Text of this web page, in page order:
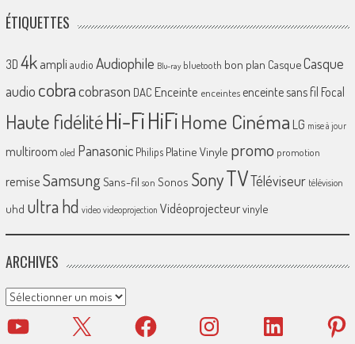
ÉTIQUETTES
3D 4k ampliaudio Audiophile Blu-ray bluetooth bon plan CasqueCasque
audio cobracobrason DAC Enceinte enceintes enceinte sans fil Focal
Haute fidélitéHi-FiHiFiHome Cinéma LG mise à jour
multiroom oled Panasonic Philips Platine Vinyle promo promotion
remiseSamsungSans-fil son Sonos SonyTVTéléviseur télévision
uhd ultra hd video videoprojection Vidéoprojecteurvinyle
ARCHIVES
Archives
YouTube X Facebook Instagram LinkedIn